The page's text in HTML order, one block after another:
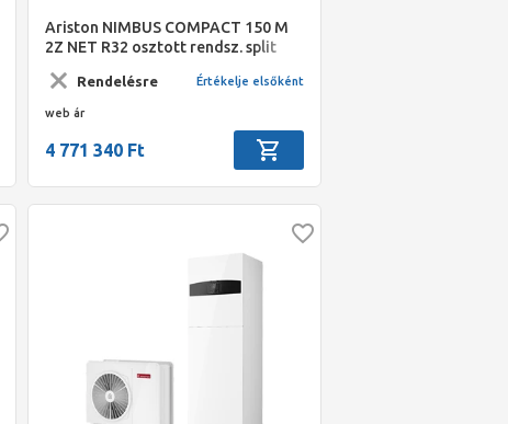
Ariston NIMBUS COMPACT 150 M
2Z NET R32 osztott rendsz. split
beltéri+180 L HMV, 1 fázis
Rendelésre Értékelje elsőként
web ár
4 771 340 Ft